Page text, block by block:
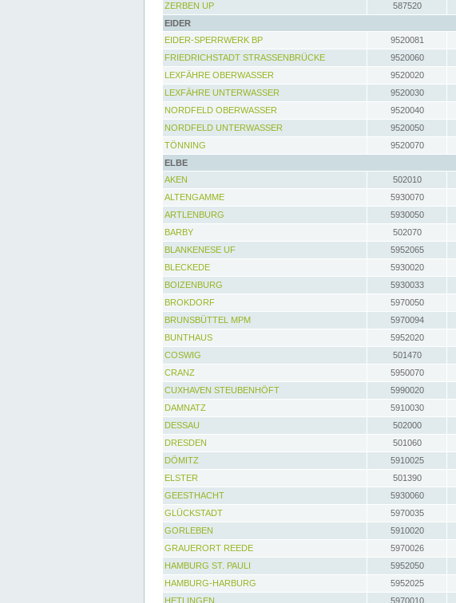
ZERBEN UP
587520
EIDER
EIDER-SPERRWERK BP
9520081
FRIEDRICHSTADT STRASSENBRÜCKE
9520060
LEXFÄHRE OBERWASSER
9520020
LEXFÄHRE UNTERWASSER
9520030
NORDFELD OBERWASSER
9520040
NORDFELD UNTERWASSER
9520050
TÖNNING
9520070
ELBE
AKEN
502010
ALTENGAMME
5930070
ARTLENBURG
5930050
BARBY
502070
BLANKENESE UF
5952065
BLECKEDE
5930020
BOIZENBURG
5930033
BROKDORF
5970050
BRUNSBÜTTEL MPM
5970094
BUNTHAUS
5952020
COSWIG
501470
CRANZ
5950070
CUXHAVEN STEUBENHÖFT
5990020
DAMNATZ
5910030
DESSAU
502000
DRESDEN
501060
DÖMITZ
5910025
ELSTER
501390
GEESTHACHT
5930060
GLÜCKSTADT
5970035
GORLEBEN
5910020
GRAUERORT REEDE
5970026
HAMBURG ST. PAULI
5952050
HAMBURG-HARBURG
5952025
HETLINGEN
5970010